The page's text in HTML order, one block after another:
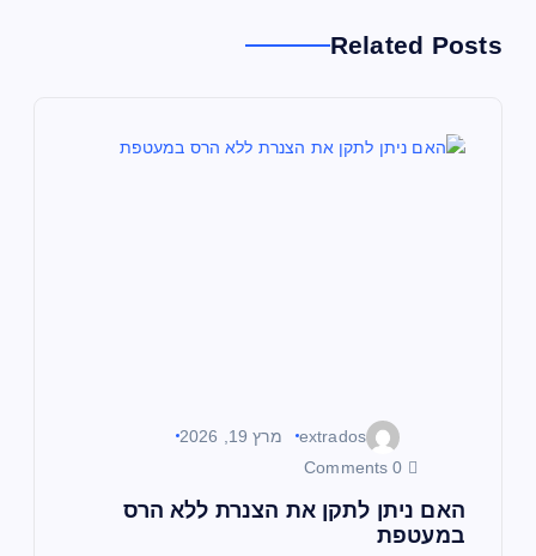
Related Posts
extrados
מרץ 19, 2026
האם ניתן לתקן את הצנרת ללא הרס
במעטפת